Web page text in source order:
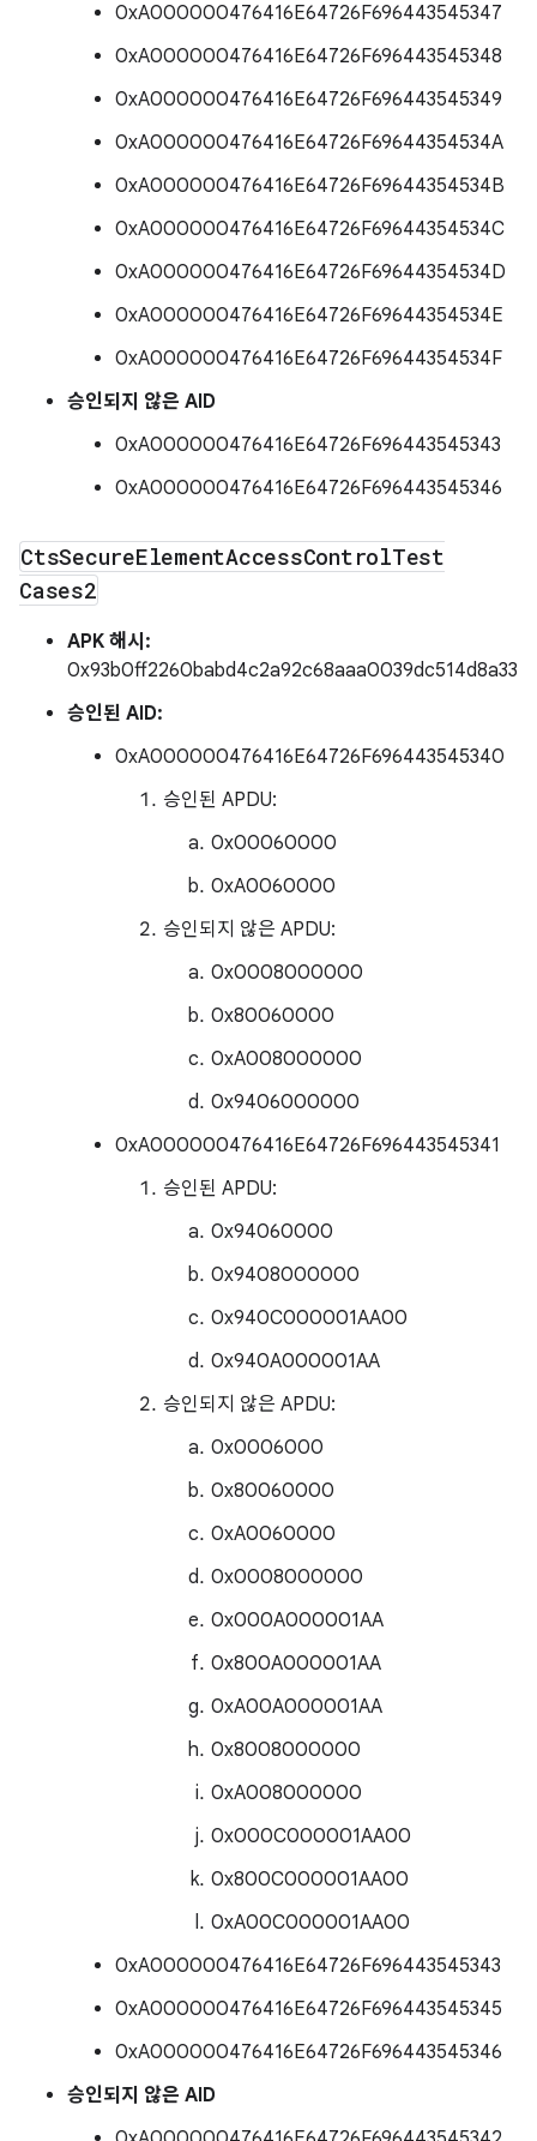
0xA000000476416E64726F696443545347
0xA000000476416E64726F696443545348
0xA000000476416E64726F696443545349
0xA000000476416E64726F69644354534A
0xA000000476416E64726F69644354534B
0xA000000476416E64726F69644354534C
0xA000000476416E64726F69644354534D
0xA000000476416E64726F69644354534E
0xA000000476416E64726F69644354534F
승인되지 않은 AID
0xA000000476416E64726F696443545343
0xA000000476416E64726F696443545346
CtsSecureElementAccessControlTest
Cases2
APK 해시:
0x93b0ff2260babd4c2a92c68aaa0039dc514d8a33
승인된 AID:
0xA000000476416E64726F696443545340
승인된 APDU:
0x00060000
0xA0060000
승인되지 않은 APDU:
0x0008000000
0x80060000
0xA008000000
0x9406000000
0xA000000476416E64726F696443545341
승인된 APDU:
0x94060000
0x9408000000
0x940C000001AA00
0x940A000001AA
승인되지 않은 APDU:
0x0006000
0x80060000
0xA0060000
0x0008000000
0x000A000001AA
0x800A000001AA
0xA00A000001AA
0x8008000000
0xA008000000
0x000C000001AA00
0x800C000001AA00
0xA00C000001AA00
0xA000000476416E64726F696443545343
0xA000000476416E64726F696443545345
0xA000000476416E64726F696443545346
승인되지 않은 AID